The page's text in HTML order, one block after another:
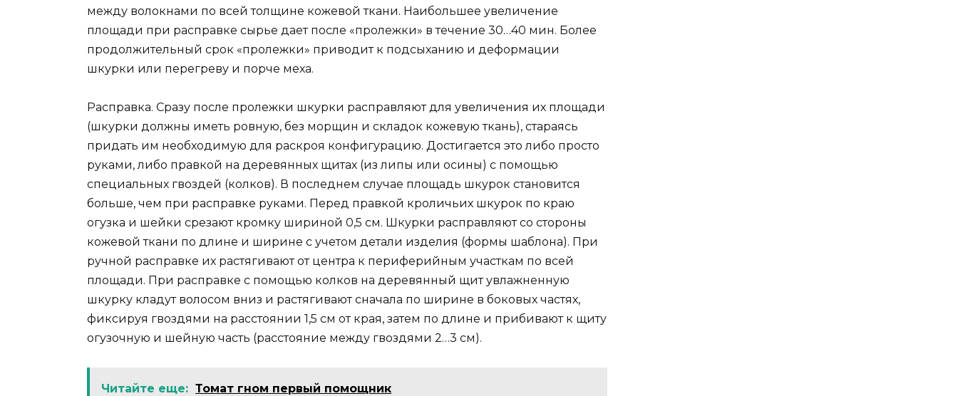
между волокнами по всей толщине кожевой ткани. Наибольшее увеличение
площади при расправке сырье дает после «пролежки» в течение 30…40 мин. Более
продолжительный срок «пролежки» приводит к подсыханию и деформации
шкурки или перегреву и порче меха.
Расправка. Сразу после пролежки шкурки расправляют для увеличения их площади
(шкурки должны иметь ровную, без морщин и складок кожевую ткань), стараясь
придать им необходимую для раскроя конфигурацию. Достигается это либо просто
руками, либо правкой на деревянных щитах (из липы или осины) с помощью
специальных гвоздей (колков). В последнем случае площадь шкурок становится
больше, чем при расправке руками. Перед правкой кроличьих шкурок по краю
огузка и шейки срезают кромку шириной 0,5 см. Шкурки расправляют со стороны
кожевой ткани по длине и ширине с учетом детали изделия (формы шаблона). При
ручной расправке их растягивают от центра к периферийным участкам по всей
площади. При расправке с помощью колков на деревянный щит увлажненную
шкурку кладут волосом вниз и растягивают сначала по ширине в боковых частях,
фиксируя гвоздями на расстоянии 1,5 см от края, затем по длине и прибивают к щиту
огузочную и шейную часть (расстояние между гвоздями 2…3 см).
Читайте еще: Томат гном первый помощник